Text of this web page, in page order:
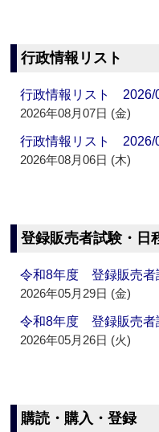
行政情報リスト
行政情報リスト 2026/
2026年08月07日 (金)
行政情報リスト 2026/
2026年08月06日 (木)
登録販売者試験・日
令和8年度 登録販売
2026年05月29日 (金)
令和8年度 登録販売
2026年05月26日 (火)
購読・購入・登録